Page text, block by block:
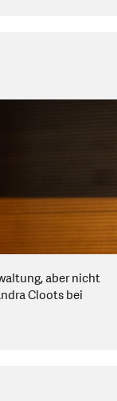
aber nicht
Cloots bei